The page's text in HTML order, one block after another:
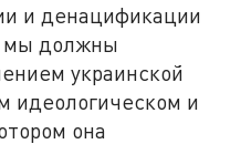
и денацификации
мы должны
украинской
идеологическом и
она